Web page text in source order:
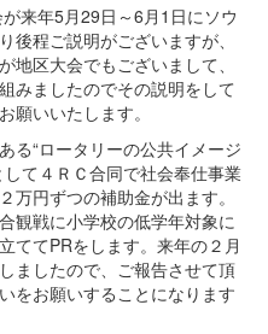
来年5月29日～6月1日にソウ
後程ご説明がございますが、
地区大会でもございまして、
みましたのでその説明をして
願いいたします。
る“ロータリーの公共イメージ
て４ＲＣ合同で社会奉仕事業
万円ずつの補助金が出ます。
観戦に小学校の低学年対象に
ててPRをします。来年の２月
ましたので、ご報告させて頂
をお願いすることになります